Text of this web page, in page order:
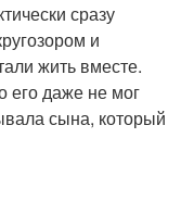
сразу
и
жить вместе.
его даже не мог
сына, который